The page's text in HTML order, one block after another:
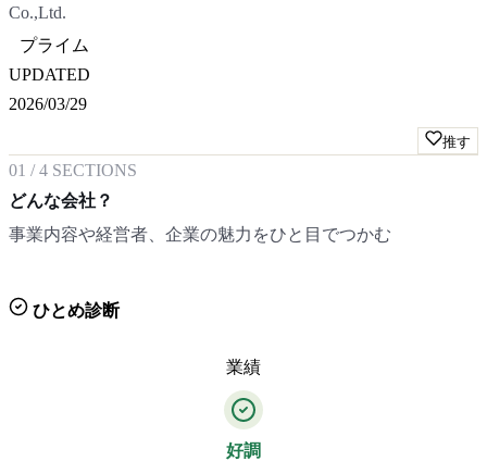
Co.,Ltd.
プライム
UPDATED
2026/03/29
推す
01 /4 SECTIONS
どんな会社？
事業内容や経営者、企業の魅力をひと目でつかむ
ひとめ診断
業績
好調